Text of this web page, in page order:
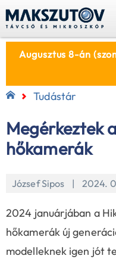
Augusztus 8-án
Tudástár
Megérkeztek
hőkamerák
József Sipos | 2024.
2024 januárjában a
hőkamerák új
modelleknek igen jót